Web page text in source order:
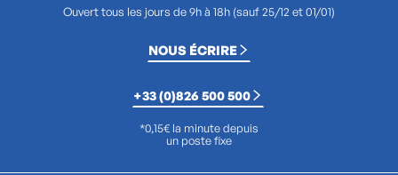
Ouvert tous les jours de 9h à 18h (sauf 25/12 et 01/01)
NOUS ÉCRIRE
+33 (0)826 500 500
*0,15€ la minute depuis
un poste fixe